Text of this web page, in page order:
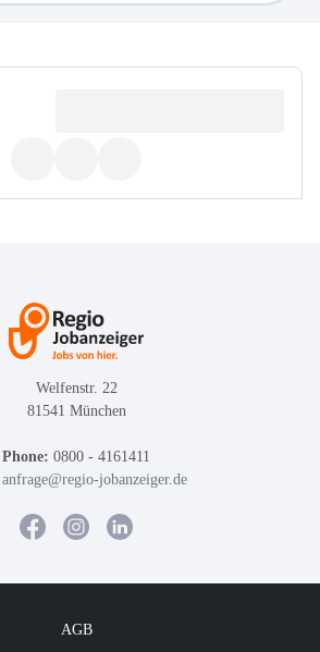
Welfenstr. 22
81541 München
Phone: 0800 - 4161411
anfrage@regio-jobanzeiger.de
AGB